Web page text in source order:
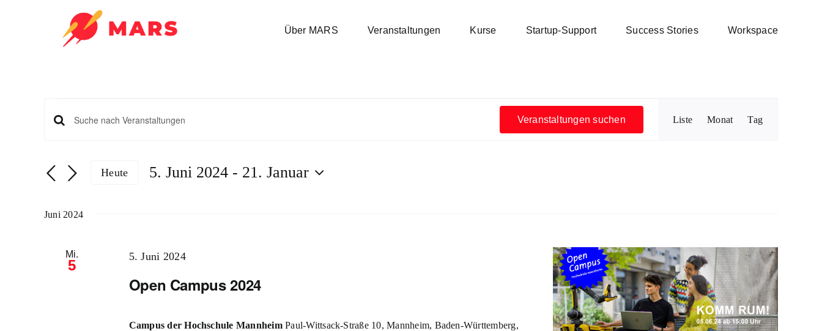
Über MARS Veranstaltungen Kurse Startup-Support Success Stories Workspace
Veranstaltungen
Veranstaltungen
und
Navigation
Bitte
Suche
Veranstaltungen
Veranstaltungen suchen
Ansichten-
Liste Monat Tag
Heute 5. Juni 2024 - 21. Januar
Juni 2024
Mi.
5
Open Campus 2024
5. Juni 2024
Campus der Hochschule MannheimPaul-Wittsack-Straße 10, Mannheim, Baden-Württemberg,